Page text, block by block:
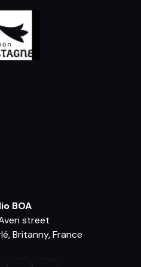
BOA
street
Britanny, France